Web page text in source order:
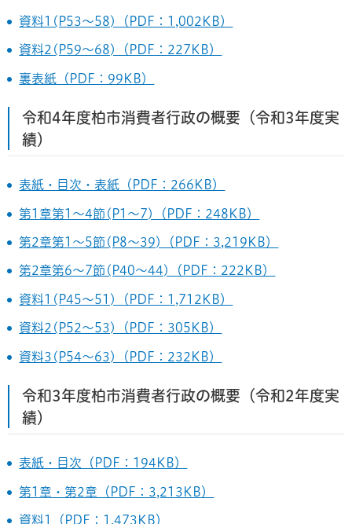
資料1(P53～58)（PDF：1,002KB）
資料2(P59～68)（PDF：227KB）
裏表紙（PDF：99KB）
令和4年度柏市消費者行政の概要（令和3年度実
績）
表紙・目次・表紙（PDF：266KB）
第1章第1～4節(P1～7)（PDF：248KB）
第2章第1～5節(P8～39)（PDF：3,219KB）
第2章第6～7節(P40～44)（PDF：222KB）
資料1(P45～51)（PDF：1,712KB）
資料2(P52～53)（PDF：305KB）
資料3(P54～63)（PDF：232KB）
令和3年度柏市消費者行政の概要（令和2年度実
績）
表紙・目次（PDF：194KB）
第1章・第2章（PDF：3,213KB）
資料1（PDF：1,473KB）